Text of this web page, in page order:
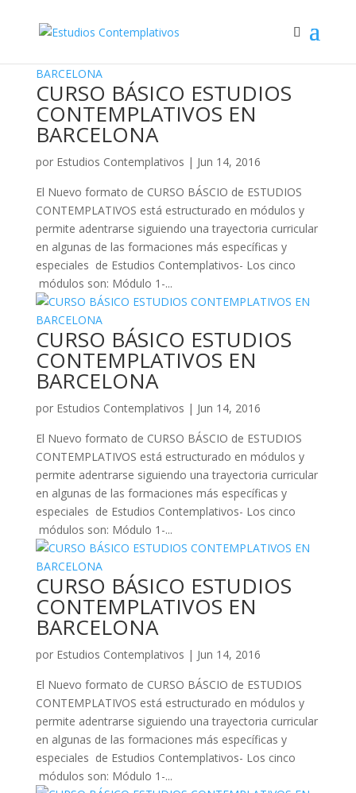
CURSO BÁSICO ESTUDIOS
CONTEMPLATIVOS EN
BARCELONA
por Estudios Contemplativos | Jun 14, 2016
El Nuevo formato de CURSO BÁSCIO de ESTUDIOS
CONTEMPLATIVOS está estructurado en módulos y
permite adentrarse siguiendo una trayectoria curricular
en algunas de las formaciones más específicas y
especiales de Estudios Contemplativos- Los cinco
módulos son: Módulo 1-...
CURSO BÁSICO ESTUDIOS
CONTEMPLATIVOS EN
BARCELONA
por Estudios Contemplativos | Jun 14, 2016
El Nuevo formato de CURSO BÁSCIO de ESTUDIOS
CONTEMPLATIVOS está estructurado en módulos y
permite adentrarse siguiendo una trayectoria curricular
en algunas de las formaciones más específicas y
especiales de Estudios Contemplativos- Los cinco
módulos son: Módulo 1-...
CURSO BÁSICO ESTUDIOS
CONTEMPLATIVOS EN
BARCELONA
por Estudios Contemplativos | Jun 14, 2016
El Nuevo formato de CURSO BÁSCIO de ESTUDIOS
CONTEMPLATIVOS está estructurado en módulos y
permite adentrarse siguiendo una trayectoria curricular
en algunas de las formaciones más específicas y
especiales de Estudios Contemplativos- Los cinco
módulos son: Módulo 1-...